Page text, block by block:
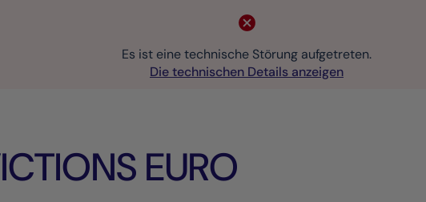
Es ist eine technische Störung aufgetreten.
Die technischen Details anzeigen
EURO